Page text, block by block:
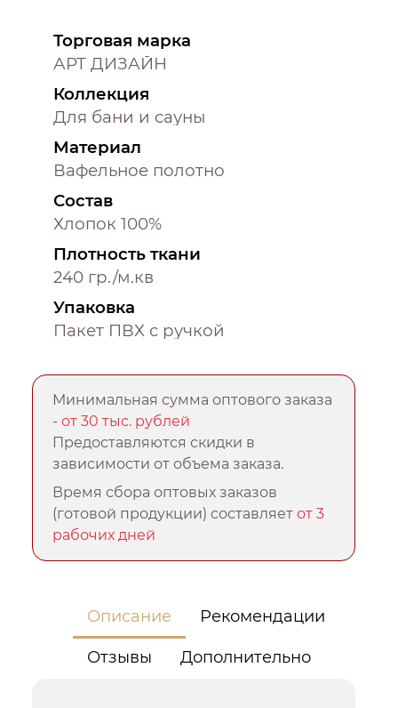
Торговая марка
АРТ ДИЗАЙН
Коллекция
Для бани и сауны
Материал
Вафельное полотно
Состав
Хлопок 100%
Плотность ткани
240 гр./м.кв
Упаковка
Пакет ПВХ с ручкой
Минимальная сумма оптового заказа
-от 30 тыс. рублей
Предоставляются скидки в
зависимости от объема заказа.
Время сбора оптовых заказов
(готовой продукции) составляетот 3
рабочих дней
Описание Рекомендации
Отзывы Дополнительно